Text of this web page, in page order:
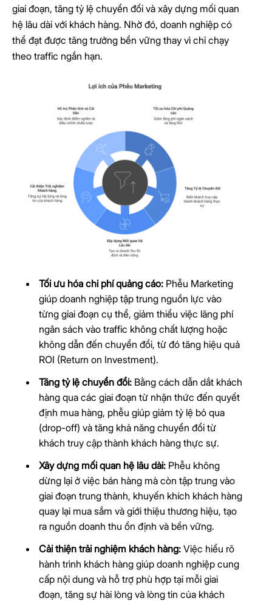
giai đoạn, tăng tỷ lệ chuyển đổi và xây dựng mối quan
hệ lâu dài với khách hàng. Nhờ đó, doanh nghiệp có
thể đạt được tăng trưởng bền vững thay vì chỉ chạy
theo traffic ngắn hạn.
Tối ưu hóa chi phí quảng cáo: Phễu Marketing
giúp doanh nghiệp tập trung nguồn lực vào
từng giai đoạn cụ thể, giảm thiểu việc lãng phí
ngân sách vào traffic không chất lượng hoặc
không dẫn đến chuyển đổi, từ đó tăng hiệu quả
ROI (Return on Investment).
Tăng tỷ lệ chuyển đổi: Bằng cách dẫn dắt khách
hàng qua các giai đoạn từ nhận thức đến quyết
định mua hàng, phễu giúp giảm tỷ lệ bỏ qua
(drop-off) và tăng khả năng chuyển đổi từ
khách truy cập thành khách hàng thực sự.
Xây dựng mối quan hệ lâu dài: Phễu không
dừng lại ở việc bán hàng mà còn tập trung vào
giai đoạn trung thành, khuyến khích khách hàng
quay lại mua sắm và giới thiệu thương hiệu, tạo
ra nguồn doanh thu ổn định và bền vững.
Cải thiện trải nghiệm khách hàng: Việc hiểu rõ
hành trình khách hàng giúp doanh nghiệp cung
cấp nội dung và hỗ trợ phù hợp tại mỗi giai
đoạn, tăng sự hài lòng và lòng tin của khách